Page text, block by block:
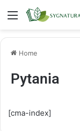
Menu
Home
Pytania
[cma-index]